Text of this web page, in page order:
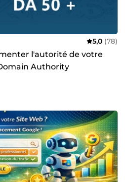
5,0 (78)
l'autorité de votre
Authority